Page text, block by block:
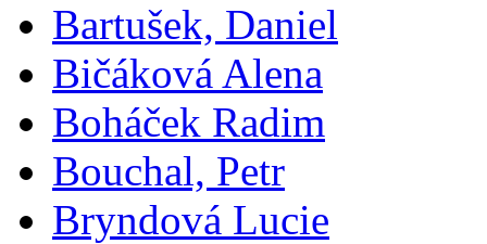
Bartušek, Daniel
Bičáková Alena
Boháček Radim
Bouchal, Petr
Bryndová Lucie